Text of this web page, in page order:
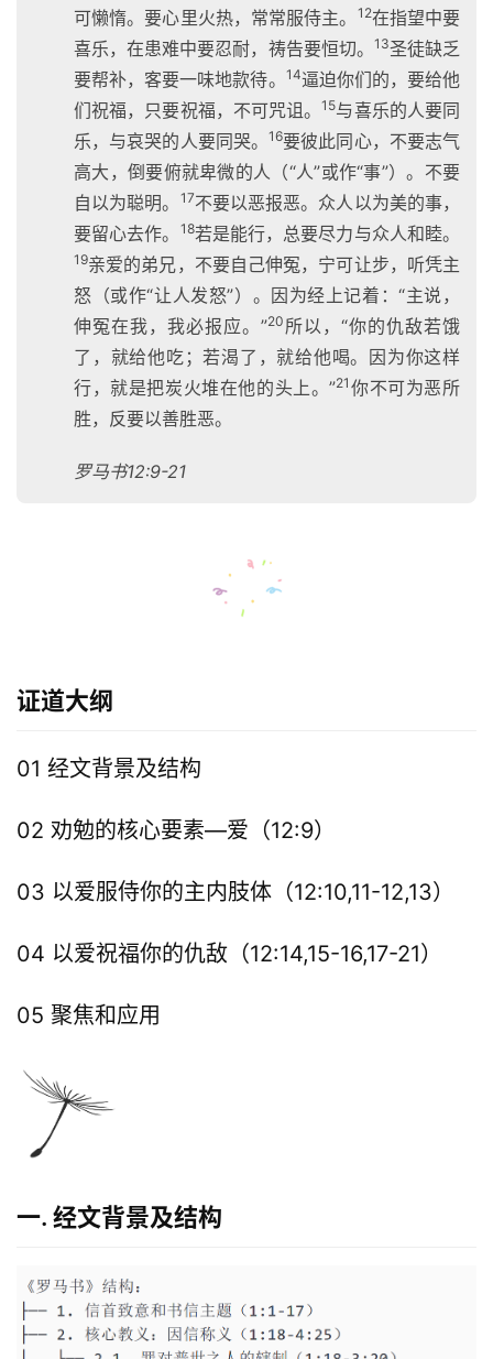
可懒惰。要心里火热，常常服侍主。
12在指望中要
喜乐，在患难中要忍耐，祷告要恒切。
13圣徒缺乏
要帮补，客要一味地款待。
14逼迫你们的，要给他
们祝福，只要祝福，不可咒诅。15与喜乐的人要同
乐，与哀哭的人要同哭。16要彼此同心，不要志气
高大，倒要俯就卑微的人（“人”或作“事”）。不要
自以为聪明。
17不要以恶报恶。众人以为美的事，
要留心去作。
18若是能行，总要尽力与众人和睦。
19亲爱的弟兄，不要自己伸冤，宁可让步，听凭主
怒（或作“让人发怒”）。因为经上记着：“主说，
伸冤在我，我必报应。”20 所以，“你的仇敌若饿
了，就给他吃；若渴了，就给他喝。因为你这样
行，就是把炭火堆在他的头上。”21 你不可为恶所
胜，反要以善胜恶。
罗马书12:9-21
证道大纲
01 经文背景及结构
02 劝勉的核心要素—爱（12:9）
03 以爱服侍你的主内肢体（12:10,11-12,13）
04 以爱祝福你的仇敌（12:14,15-16,17-21）
05 聚焦和应用
一. 经文背景及结构